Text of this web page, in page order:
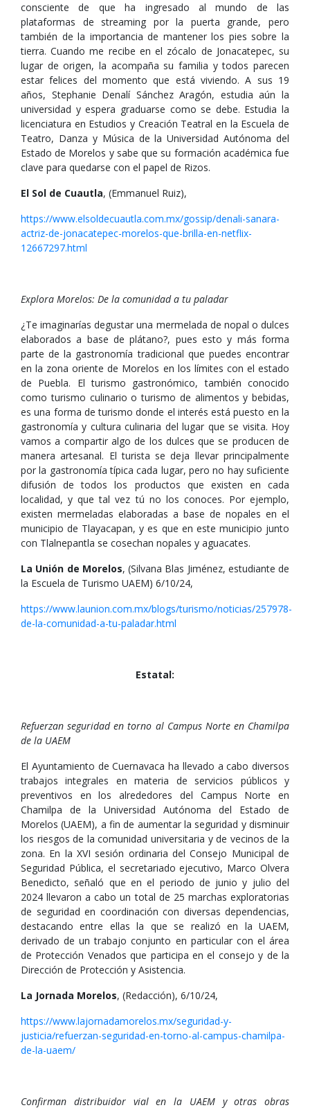
consciente de que ha ingresado al mundo de las
plataformas de streaming por la puerta grande, pero
también de la importancia de mantener los pies sobre la
tierra. Cuando me recibe en el zócalo de Jonacatepec, su
lugar de origen, la acompaña su familia y todos parecen
estar felices del momento que está viviendo. A sus 19
años, Stephanie Denalí Sánchez Aragón, estudia aún la
universidad y espera graduarse como se debe. Estudia la
licenciatura en Estudios y Creación Teatral en la Escuela de
Teatro, Danza y Música de la Universidad Autónoma del
Estado de Morelos y sabe que su formación académica fue
clave para quedarse con el papel de Rizos.
El Sol de Cuautla, (Emmanuel Ruiz),
https://www.elsoldecuautla.com.mx/gossip/denali-sanara-
actriz-de-jonacatepec-morelos-que-brilla-en-netflix-
12667297.html
Explora Morelos: De la comunidad a tu paladar
¿Te imaginarías degustar una mermelada de nopal o dulces
elaborados a base de plátano?, pues esto y más forma
parte de la gastronomía tradicional que puedes encontrar
en la zona oriente de Morelos en los límites con el estado
de Puebla. El turismo gastronómico, también conocido
como turismo culinario o turismo de alimentos y bebidas,
es una forma de turismo donde el interés está puesto en la
gastronomía y cultura culinaria del lugar que se visita. Hoy
vamos a compartir algo de los dulces que se producen de
manera artesanal. El turista se deja llevar principalmente
por la gastronomía típica cada lugar, pero no hay suficiente
difusión de todos los productos que existen en cada
localidad, y que tal vez tú no los conoces. Por ejemplo,
existen mermeladas elaboradas a base de nopales en el
municipio de Tlayacapan, y es que en este municipio junto
con Tlalnepantla se cosechan nopales y aguacates.
La Unión de Morelos, (Silvana Blas Jiménez, estudiante de
la Escuela de Turismo UAEM) 6/10/24,
https://www.launion.com.mx/blogs/turismo/noticias/257978-
de-la-comunidad-a-tu-paladar.html
Estatal:
Refuerzan seguridad en torno al Campus Norte en Chamilpa
de la UAEM
El Ayuntamiento de Cuernavaca ha llevado a cabo diversos
trabajos integrales en materia de servicios públicos y
preventivos en los alrededores del Campus Norte en
Chamilpa de la Universidad Autónoma del Estado de
Morelos (UAEM), a fin de aumentar la seguridad y disminuir
los riesgos de la comunidad universitaria y de vecinos de la
zona. En la XVI sesión ordinaria del Consejo Municipal de
Seguridad Pública, el secretariado ejecutivo, Marco Olvera
Benedicto, señaló que en el periodo de junio y julio del
2024 llevaron a cabo un total de 25 marchas exploratorias
de seguridad en coordinación con diversas dependencias,
destacando entre ellas la que se realizó en la UAEM,
derivado de un trabajo conjunto en particular con el área
de Protección Venados que participa en el consejo y de la
Dirección de Protección y Asistencia.
La Jornada Morelos, (Redacción), 6/10/24,
https://www.lajornadamorelos.mx/seguridad-y-
justicia/refuerzan-seguridad-en-torno-al-campus-chamilpa-
de-la-uaem/
Confirman distribuidor vial en la UAEM y otras obras